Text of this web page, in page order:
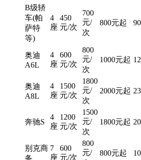
B级轿
车(帕
萨特
等)
4
座
450
元/次
700
元/
次
800元起
奥迪
A6L
4
座
600
元/次
800
元/
次
1000元起
奥迪
A8L
4
座
1500
元/次
1800
元/
次
2000元起
奔驰S
4
座
1200
元/次
1500
元/
次
1800元起
别克商
务
7
座
600
元/次
800
元/
800元起